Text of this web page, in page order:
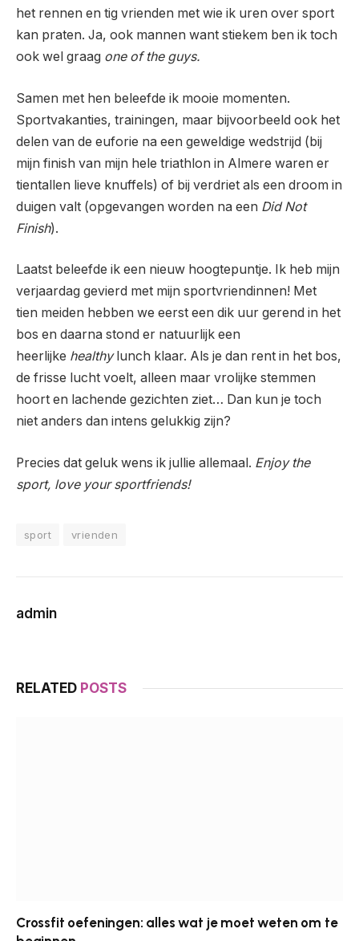
het rennen en tig vrienden met wie ik uren over sport
kan praten. Ja, ook mannen want stiekem ben ik toch
ook wel graag one of the guys.
Samen met hen beleefde ik mooie momenten.
Sportvakanties, trainingen, maar bijvoorbeeld ook het
delen van de euforie na een geweldige wedstrijd (bij
mijn finish van mijn hele triathlon in Almere waren er
tientallen lieve knuffels) of bij verdriet als een droom in
duigen valt (opgevangen worden na een Did Not
Finish).
Laatst beleefde ik een nieuw hoogtepuntje. Ik heb mijn
verjaardag gevierd met mijn sportvriendinnen! Met
tien meiden hebben we eerst een dik uur gerend in het
bos en daarna stond er natuurlijk een
heerlijke healthylunch klaar. Als je dan rent in het bos,
de frisse lucht voelt, alleen maar vrolijke stemmen
hoort en lachende gezichten ziet… Dan kun je toch
niet anders dan intens gelukkig zijn?
Precies dat geluk wens ik jullie allemaal. Enjoy the
sport, love your sportfriends!
sport vrienden
admin
RELATED POSTS
Crossfit oefeningen: alles wat je moet weten om te